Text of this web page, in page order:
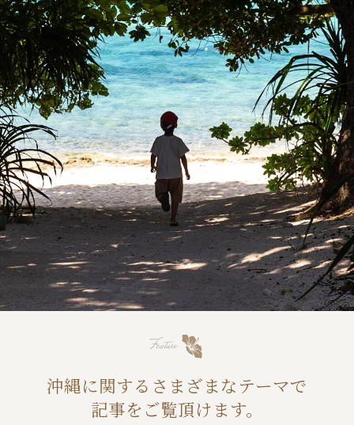
Feature
沖縄に関するさまざまなテーマで
記事をご覧頂けます。